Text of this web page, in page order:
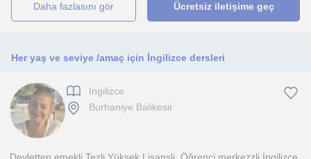
daha fazlasını gör Ücretsiz iletişime geç
Her yaş ve seviye /amaç için İngilizce dersleri
Ingilizce
Burhaniye Balikesir